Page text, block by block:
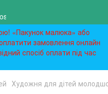
«Пакунок малюка» або
замовлення онлайн
спосіб оплати під час
Художня для дітей